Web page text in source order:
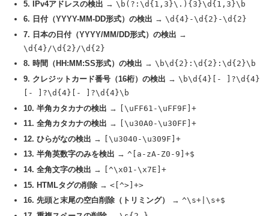
5. IPv4アドレスの検出 → \b(?:\d{1,3}\.){3}\d{1,3}\b
6. 日付（YYYY-MM-DD形式）の検出 → \d{4}-\d{2}-\d{2}
7. 日本の日付（YYYY/MM/DD形式）の検出 →
\d{4}/\d{2}/\d{2}
8. 時間（HH:MM:SS形式）の検出 → \b\d{2}:\d{2}:\d{2}\b
9. クレジットカード番号（16桁）の検出 → \b\d{4}[- ]?\d{4}
[- ]?\d{4}[- ]?\d{4}\b
10. 半角カタカナの検出 →
[\uFF61-\uFF9F]+
11. 全角カタカナの検出 →
[\u30A0-\u30FF]+
12. ひらがなの検出 →
[\u3040-\u309F]+
13. 半角英数字のみを検出 → ^[a-zA-Z0-9]+$
14. 全角文字の検出 →
[^\x01-\x7E]+
15. HTMLタグの削除→ <[^>]+>
16. 先頭と末尾の空白削除（トリミング）
→ ^\s+|\s+$